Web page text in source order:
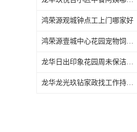
鸿荣源观城钟点工上门哪家好
鸿荣源壹城中心花园宠物饲养上门服务哪家好
龙华日出印象花园周未保洁持证上岗
龙华龙光玖钻家政找工作持证上岗